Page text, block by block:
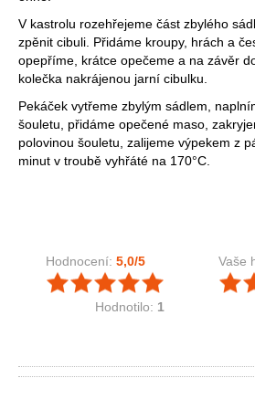
V kastrolu rozehřejeme část zbylého
zpěnit cibuli. Přidáme kroupy, hrách a
opepříme, krátce opečeme a na závěr
kolečka nakrájenou jarní cibulku.
Pekáček vytřeme zbylým sádlem,
šouletu, přidáme opečené maso,
polovinou šouletu, zalijeme výpekem z
minut v troubě vyhřáté na 170°C.
Hodnocení: 5,0/5
Hodnotilo: 1
Vaše